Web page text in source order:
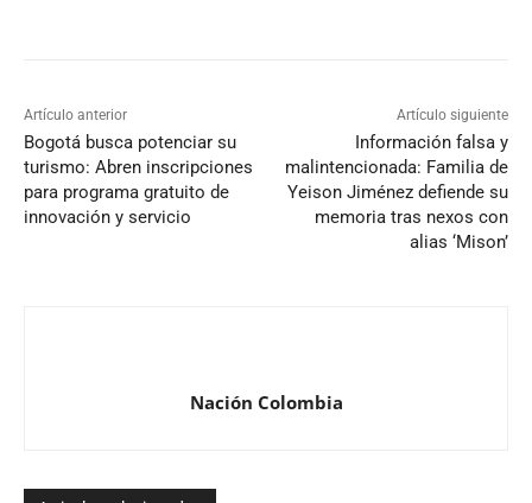
Artículo anterior
Bogotá busca potenciar su
turismo: Abren inscripciones
para programa gratuito de
innovación y servicio
Artículo siguiente
Información falsa y
malintencionada: Familia de
Yeison Jiménez defiende su
memoria tras nexos con
alias ‘Mison’
Nación Colombia